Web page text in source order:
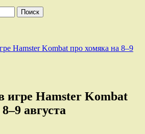
Hamster Kombat про хомяка на 8–9
игре Hamster Kombat
августа